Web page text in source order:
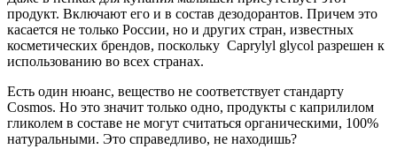
продукт. Включают его и в состав дезодорантов. Причем это
касается не только России, но и других стран, известных
косметических брендов, поскольку Caprylyl glycol разрешен к
использованию во всех странах.
Есть один нюанс, вещество не соответствует стандарту
Cosmos. Но это значит только одно, продукты с каприлилом
гликолем в составе не могут считаться органическими, 100%
натуральными. Это справедливо, не находишь?